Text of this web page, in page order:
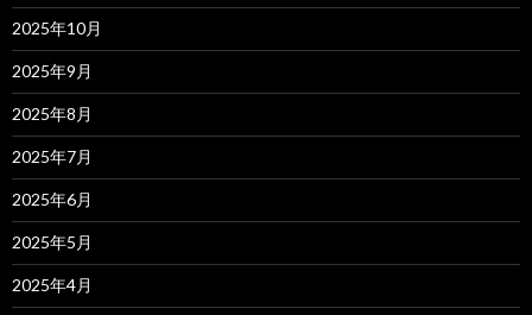
2025年10月
2025年9月
2025年8月
2025年7月
2025年6月
2025年5月
2025年4月